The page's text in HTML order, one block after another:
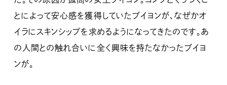
とによって安心感を獲得していたブイヨンが、なぜかオ
イラにスキンシップを求めるようになってきたのです。あ
の人間との触れ合いに全く興味を持たなかったブイヨ
ンが。